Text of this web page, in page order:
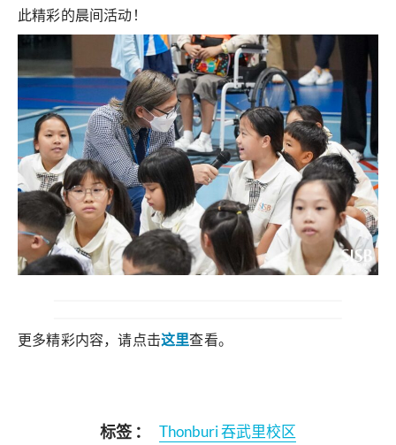
此精彩的晨间活动！
更多精彩内容，请点击这里查看。
标签 ： Thonburi 吞武里校区